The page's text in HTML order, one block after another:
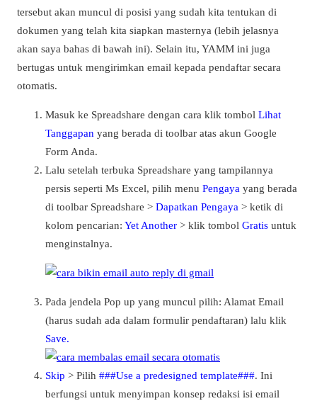
tersebut akan muncul di posisi yang sudah kita tentukan di
dokumen yang telah kita siapkan masternya (lebih jelasnya
akan saya bahas di bawah ini). Selain itu, YAMM ini juga
bertugas untuk mengirimkan email kepada pendaftar secara
otomatis.
Masuk ke Spreadshare dengan cara klik tombol Lihat
Tanggapan yang berada di toolbar atas akun Google
Form Anda.
Lalu setelah terbuka Spreadshare yang tampilannya
persis seperti Ms Excel, pilih menu Pengaya yang berada
di toolbar Spreadshare > Dapatkan Pengaya > ketik di
kolom pencarian: Yet Another > klik tombol Gratis untuk
menginstalnya.
Pada jendela Pop up yang muncul pilih: Alamat Email
(harus sudah ada dalam formulir pendaftaran) lalu klik
Save.
Skip > Pilih ###Use a predesigned template###. Ini
berfungsi untuk menyimpan konsep redaksi isi email